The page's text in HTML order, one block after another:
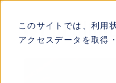
このサイトでは、利用
アクセスデータを取得